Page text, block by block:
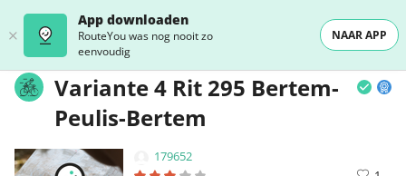
App downloaden
RouteYou was nog nooit zo
eenvoudig
NAAR APP
Variante 4 Rit 295 Bertem-
Peulis-Bertem
179652